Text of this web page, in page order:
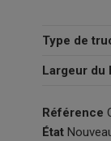
Type de
Largeur du
Référence
État